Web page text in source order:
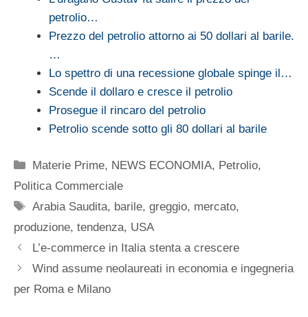
petrolio…
Prezzo del petrolio attorno ai 50 dollari al barile.
…
Lo spettro di una recessione globale spinge il…
Scende il dollaro e cresce il petrolio
Prosegue il rincaro del petrolio
Petrolio scende sotto gli 80 dollari al barile
Categorie
Materie Prime, NEWS ECONOMIA, Petrolio,
Politica Commerciale
Tag
Arabia Saudita, barile,greggio, mercato,
produzione, tendenza, USA
L’e-commerce in Italia stenta a crescere
Wind assume neolaureati in economia e ingegneria
per Roma e Milano